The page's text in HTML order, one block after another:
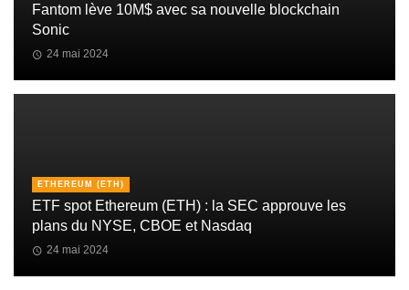
Fantom lève 10M$ avec sa nouvelle blockchain
Sonic
24 mai 2024
ETHEREUM (ETH)
ETF spot Ethereum (ETH) : la SEC approuve les
plans du NYSE, CBOE et Nasdaq
24 mai 2024